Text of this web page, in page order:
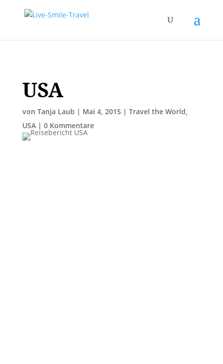
USA
von Tanja Laub | Mai 4, 2015| Travel the World,
USA| 0 Kommentare